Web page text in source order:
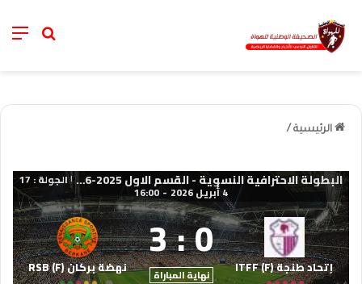
خانة
الرئيسية /
البطولة الاحترافية النسوية - القسم الاول 2025-2026 | الجولة : 17
4 أبريل 2026 -
16:00
إتحاد طنجة (F) ITFF 0
:
3
نهاية المباراة نهضة بركان (F) RSB